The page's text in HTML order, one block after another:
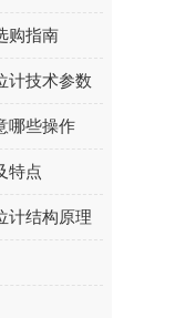
购指南
计技术参数
哪些操作
特点
计结构原理